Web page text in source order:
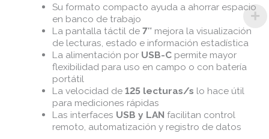
Su formato compacto ayuda a ahorrar espacio
en banco de trabajo
La pantalla táctil de 7″ mejora la visualización
de lecturas, estado e información estadística
La alimentación por USB-Cpermite mayor
flexibilidad para uso en campo o con batería
portátil
La velocidad de 125 lecturas/s lo hace útil
para mediciones rápidas
Las interfaces USB y LAN facilitan control
remoto, automatización y registro de datos